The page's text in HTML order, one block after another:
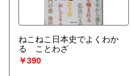
ねこねこ日本史でよくわか
る ことわざ
￥390